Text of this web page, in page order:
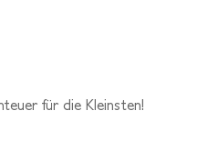
für die Kleinsten!